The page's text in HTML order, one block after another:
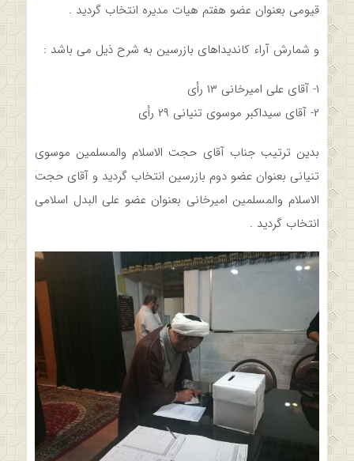
قیومی بعنوان عضو هفتم هیات مدیره انتخاب گردید .
و شمارش آراء کاندیداهای بازرسین به شرح ذیل می باشد :
۱- آقای علی امیرخانی ۱۳ رأی
۲- آقای سیداکبر موسوی تنیانی ۲۹ رأی
بدین ترتیب جناب آقای حجت الاسلام والمسلمین موسوی
تنیانی بعنوان عضو دوم بازرسین انتخاب گردید و آقای حجت
الاسلام والمسلمین امیرخانی بعنوان عضو علی البدل اسلامی
انتخاب گردید .